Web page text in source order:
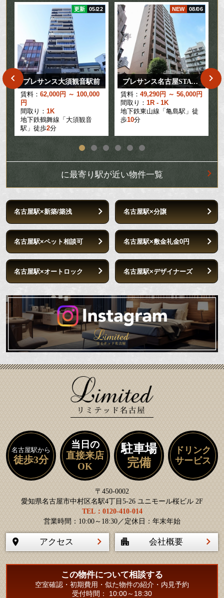
更新 05/22
プレサンス大須観音駅前
賃料： 62,000円 ～ 100,000
円
間取り： 1K
地下鉄鶴舞線「大須観音
駅」徒歩2分
NEW 08/06
プレサンス名古屋STATIONビーフレックス
賃料： 49,290円 ～ 56,000円
間取り： 1R - 1K
地下鉄東山線「亀島駅」徒
歩10分
に最寄り駅が近い物件一覧
名古屋駅×新築/築浅 名古屋駅×分譲
名古屋駅×ペット相談可 名古屋駅×敷金礼金0円
名古屋駅×オートロック 名古屋駅×デザイナーズ
名古屋駅から
徒歩3分
当日の
直接来店
OK
駐車場
完備
ドリンク
サービス
〒450-0002
愛知県名古屋市中村区名駅4丁目5-26 ユニモール桜ビル 2F
TEL：0120-410-014
営業時間：10:00～18:30／定休日：年末年始
アクセス 会社概要
この物件について相談する
空室確認・初期費用・似た物件の紹介・内見予約
受付時間： 10:00～18:30